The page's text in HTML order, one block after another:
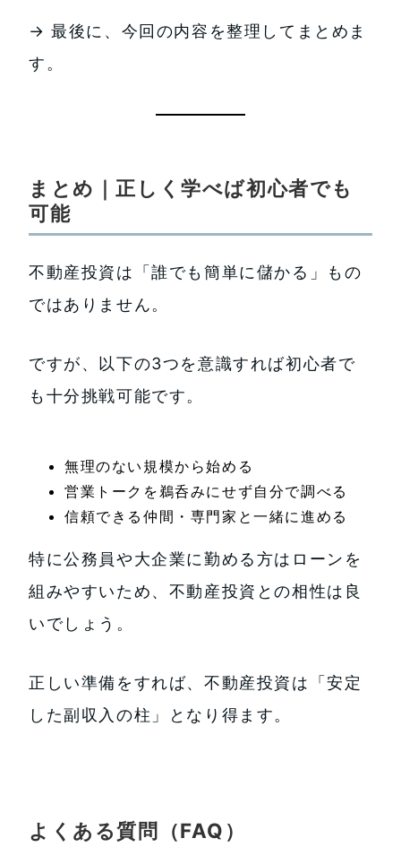
→ 最後に、今回の内容を整理してまとめま
す。
まとめ｜正しく学べば初心者でも
可能
不動産投資は「誰でも簡単に儲かる」もの
ではありません。
ですが、以下の3つを意識すれば初心者で
も十分挑戦可能です。
無理のない規模から始める
営業トークを鵜呑みにせず自分で調べる
信頼できる仲間・専門家と一緒に進める
特に公務員や大企業に勤める方はローンを
組みやすいため、不動産投資との相性は良
いでしょう。
正しい準備をすれば、不動産投資は「安定
した副収入の柱」となり得ます。
よくある質問（FAQ）